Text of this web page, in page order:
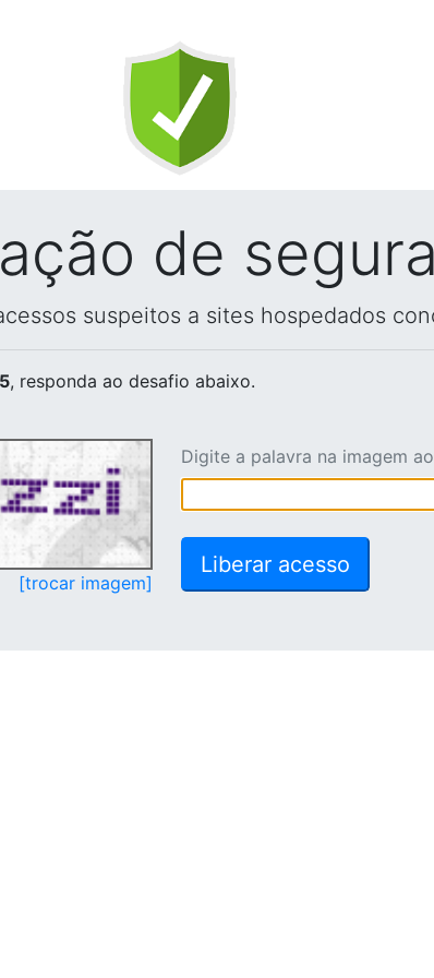
de
suspeitos a sites hospedados
, responda ao desafio abaixo.
[trocar imagem]
Digite a palavra na imagem